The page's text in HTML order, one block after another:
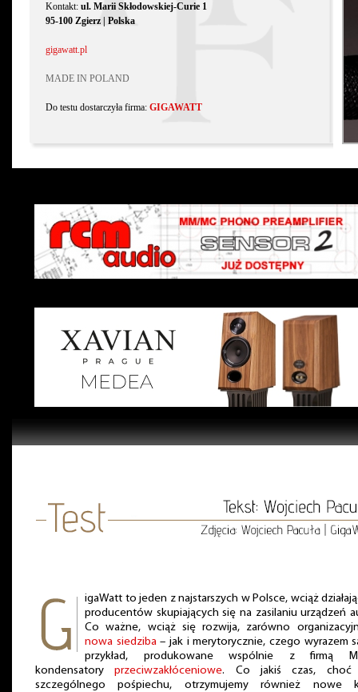
Kontakt: ul. Marii Skłodowskiej-Curie 1
95-100 Zgierz | Polska
gigawatt.pl
MADE IN POLAND
Do testu dostarczyła firma: GIGAWATT
igaWatt to jeden z najstarszych w Polsce, wciąż
producentów skupiających się na zasilaniu urządzeń
Co ważne, wciąż się rozwija, zarówno
nowa siedziba– jak i merytorycznie, czego wyrazem
przykład, produkowane wspólnie z firmą
kondensatoryprzeciwzakłóceniowe. Co jakiś czas, choć
szczególnego pośpiechu, otrzymujemy również nowe